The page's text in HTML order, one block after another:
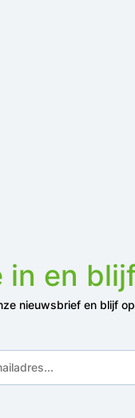
in en
nieuwsbrief en blijf